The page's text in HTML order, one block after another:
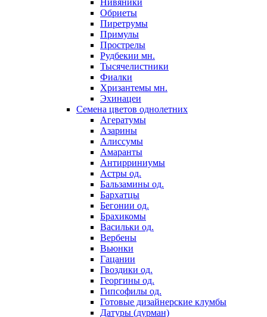
Нивяники
Обриеты
Пиретрумы
Примулы
Прострелы
Рудбекии мн.
Тысячелистники
Фиалки
Хризантемы мн.
Эхинацеи
Семена цветов однолетних
Агератумы
Азарины
Алиссумы
Амаранты
Антирриниумы
Астры од.
Бальзамины од.
Бархатцы
Бегонии од.
Брахикомы
Васильки од.
Вербены
Вьюнки
Гацании
Гвоздики од.
Георгины од.
Гипсофилы од.
Готовые дизайнерские клумбы
Датуры (дурман)